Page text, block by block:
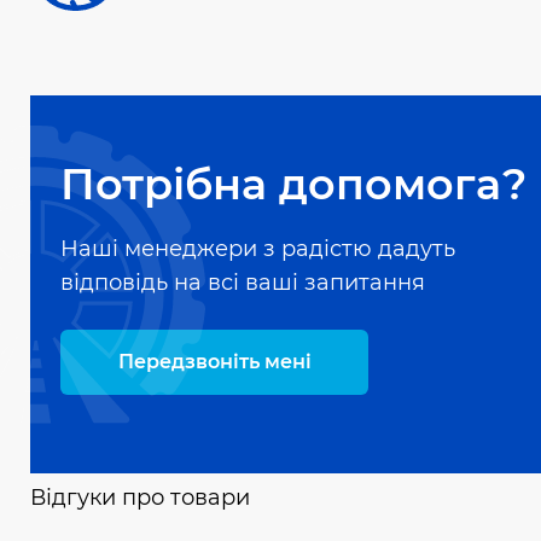
Потрібна допомога?
Наші менеджери з радістю дадуть
відповідь на всі ваші запитання
Передзвоніть мені
Відгуки про товари